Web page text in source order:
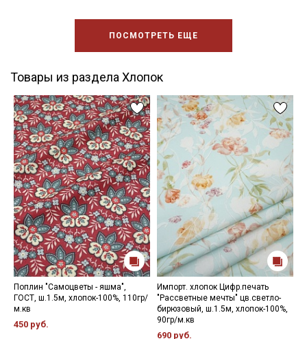
ПОСМОТРЕТЬ ЕЩЕ
Товары из раздела Хлопок
Поплин "Самоцветы - яшма",
ГОСТ, ш.1.5м, хлопок-100%, 110гр/
м.кв
450 руб.
Импорт. хлопок Цифр.печать
"Рассветные мечты" цв.светло-
бирюзовый, ш.1.5м, хлопок-100%,
90гр/м.кв
690 руб.